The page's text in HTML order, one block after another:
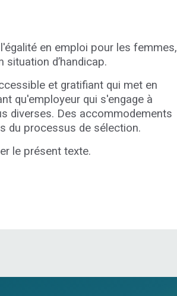
en emploi pour les femmes,
d’handicap.
et gratifiant qui met en
qu'employeur qui s'engage à
diverses. Des accommodements
du processus de sélection.
le présent texte.